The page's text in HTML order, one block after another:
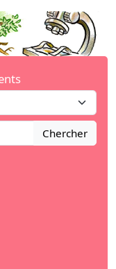
Chercher